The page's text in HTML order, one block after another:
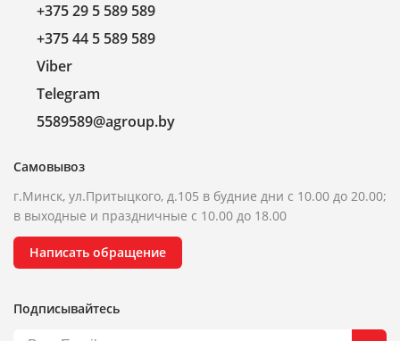
+375 29 5 589 589
+375 44 5 589 589
Viber
Telegram
5589589@agroup.by
Самовывоз
г.Минск, ул.Притыцкого, д.105 в будние дни с 10.00 до 20.00;
в выходные и праздничные с 10.00 до 18.00
Написать обращение
Подписывайтесь